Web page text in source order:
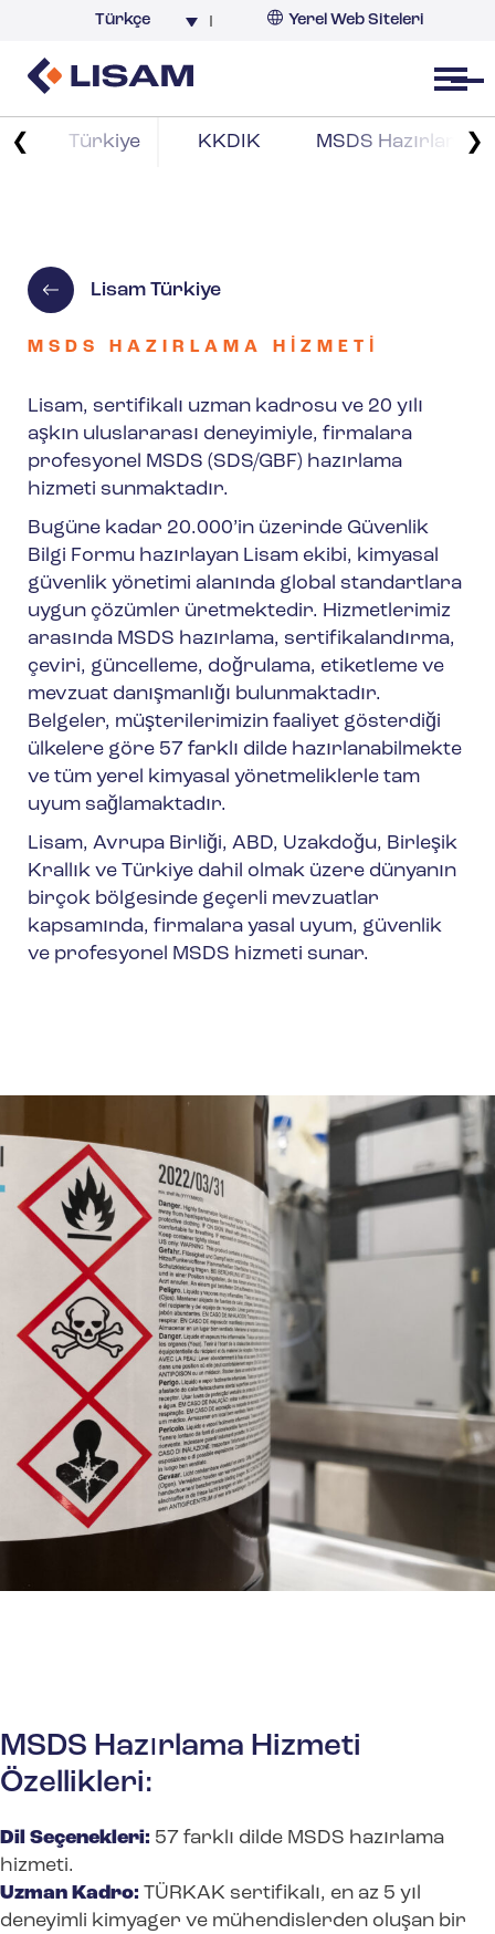
Türkçe Yerel Web Siteleri
Open menu
❮ Türkiye KKDIK MSDS Hazırlama❯
Lisam Türkiye
MSDS HAZIRLAMA HIZMETI
Lisam, sertifikalı uzman kadrosu ve 20 yılı
aşkın uluslararası deneyimiyle, firmalara
profesyonel MSDS (SDS/GBF) hazırlama
hizmeti sunmaktadır.
Bugüne kadar 20.000’in üzerinde Güvenlik
Bilgi Formu hazırlayan Lisam ekibi, kimyasal
güvenlik yönetimi alanında global standartlara
uygun çözümler üretmektedir. Hizmetlerimiz
arasında MSDS hazırlama, sertifikalandırma,
çeviri, güncelleme, doğrulama, etiketleme ve
mevzuat danışmanlığı bulunmaktadır.
Belgeler, müşterilerimizin faaliyet gösterdiği
ülkelere göre 57 farklı dilde hazırlanabilmekte
ve tüm yerel kimyasal yönetmeliklerle tam
uyum sağlamaktadır.
Lisam, Avrupa Birliği, ABD, Uzakdoğu, Birleşik
Krallık ve Türkiye dahil olmak üzere dünyanın
birçok bölgesinde geçerli mevzuatlar
kapsamında, firmalara yasal uyum, güvenlik
ve profesyonel MSDS hizmeti sunar.
MSDS Hazırlama Hizmeti
Özellikleri:
Dil Seçenekleri: 57 farklı dilde MSDS hazırlama
hizmeti.
Uzman Kadro: TÜRKAK sertifikalı, en az 5 yıl
deneyimli kimyager ve mühendislerden oluşan bir